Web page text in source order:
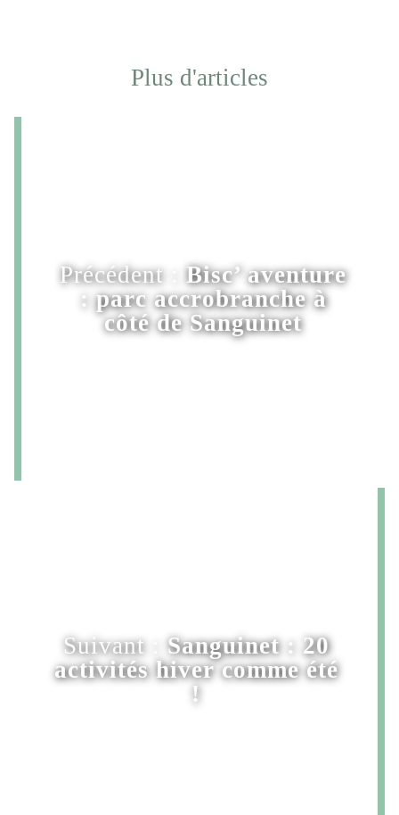
Plus d'articles
Précédent :Bisc’ aventure
: parc accrobranche à
côté de Sanguinet
Suivant : Sanguinet : 20
activités hiver comme été
!